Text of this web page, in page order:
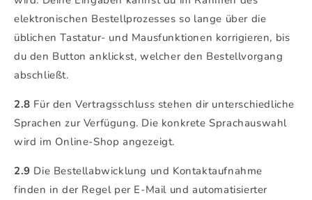
elektronischen Bestellprozesses so lange über die
üblichen Tastatur- und Mausfunktionen korrigieren, bis
du den Button anklickst, welcher den Bestellvorgang
abschließt.
2.8 Für den Vertragsschluss stehen dir unterschiedliche
Sprachen zur Verfügung. Die konkrete Sprachauswahl
wird im Online-Shop angezeigt.
2.9 Die Bestellabwicklung und Kontaktaufnahme
finden in der Regel per E-Mail und automatisierter